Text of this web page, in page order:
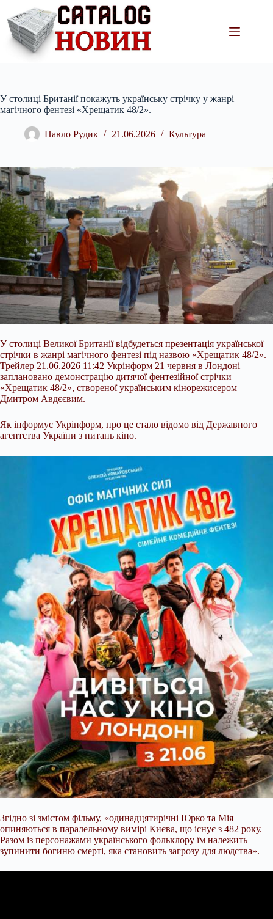
вмісту
У столиці Британії покажуть українську стрічку у жанрі
магічного фентезі «Хрещатик 48/2».
Павло Рудик 21.06.2026 Культура
У столиці Великої Британії відбудеться презентація української
стрічки в жанрі магічного фентезі під назвою «Хрещатик 48/2».
Трейлер 21.06.2026 11:42 Укрінформ 21 червня в Лондоні
заплановано демонстрацію дитячої фентезійної стрічки
«Хрещатик 48/2», створеної українським кінорежисером
Дмитром Авдєєвим.
Як інформує Укрінформ, про це стало відомо від Державного
агентства України з питань кіно.
Згідно зі змістом фільму, «одинадцятирічні Юрко та Мія
опиняються в паралельному вимірі Києва, що існує з 482 року.
Разом із персонажами українського фольклору їм належить
зупинити богиню смерті, яка становить загрозу для людства».